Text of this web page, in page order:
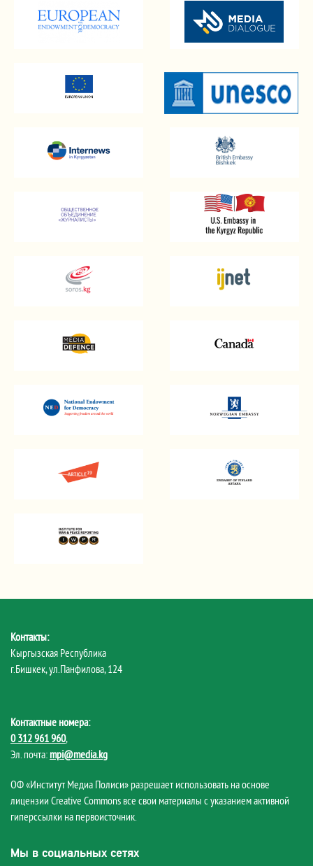
Контакты:
Кыргызская Республика
г.Бишкек, ул.Панфилова, 124
Контактные номера:
0 312 961 960,
Эл. почта: mpi@media.kg
ОФ «Институт Медиа Полиси» разрешает использовать на основе
лицензии Creative Commons все свои материалы с указанием активной
гиперссылки на первоисточник.
Мы в социальных сетях